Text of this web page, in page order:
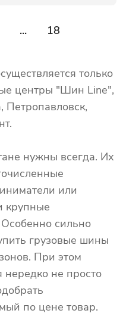
... 18
только
центры "Шин Line",
Петропавловск,
нужны всегда. Их
или
крупные
сильно
грузовые шины
При этом
нередко не просто
по цене товар.